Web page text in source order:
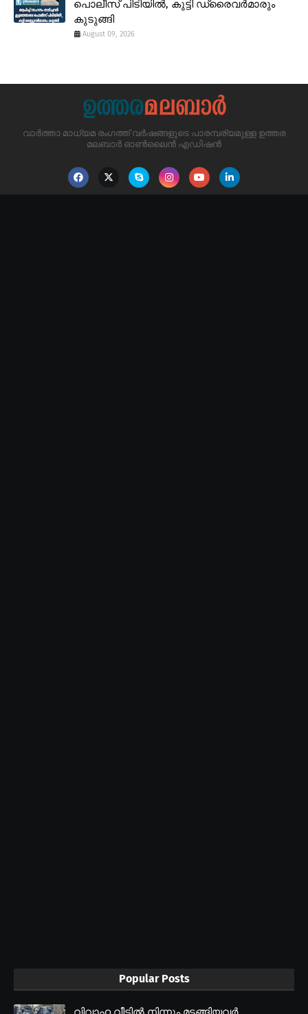
പൊലീസ് പിടിയിൽ, കുട്ടി ഡ്രൈവർമാരും
കുടുങ്ങി
August 09, 2026
വാർത്താ മാധ്യമ രംഗത്ത് വർഷങ്ങളുടെ പാരമ്പര്യമുള്ള ഉത്തര
മലബാർ ഓൺലൈൻ എഡിഷൻ
Popular Posts